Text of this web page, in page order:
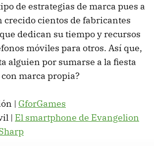
de estrategias de marca pues a
crecido cientos de fabricantes
dedican su tiempo y recursos
móviles para otros. Así que,
alguien por sumarse a la fiesta
marca propia?
| GforGames
| El smartphone de Evangelion